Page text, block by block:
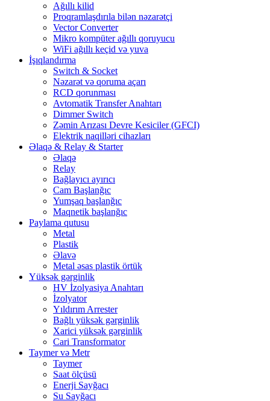
Ağıllı kilid
Proqramlaşdırıla bilən nəzarətçi
Vector Converter
Mikro kompüter ağıllı qoruyucu
WiFi ağıllı keçid və yuva
İşıqlandırma
Switch & Socket
Nəzarət və qoruma açarı
RCD qorunması
Avtomatik Transfer Anahtarı
Dimmer Switch
Zəmin Arızası Devre Kesiciler (GFCI)
Elektrik naqilləri cihazları
Əlaqə & Relay & Starter
Əlaqə
Relay
Bağlayıcı ayırıcı
Cam Başlanğıc
Yumşaq başlanğıc
Maqnetik başlanğıc
Paylama qutusu
Metal
Plastik
Əlavə
Metal əsas plastik örtük
Yüksək gərginlik
HV İzolyasiya Anahtarı
İzolyator
Yıldırım Arrester
Bağlı yüksək gərginlik
Xarici yüksək gərginlik
Cari Transformator
Taymer və Metr
Taymer
Saat ölçüsü
Enerji Sayğacı
Su Sayğacı